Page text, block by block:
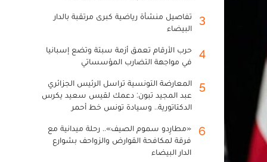
3
تفاصيل منشأة رياضية كبرى مرتقبة بالدار
البيضاء
4
حرب الأرقام تعمق أزمة سبتة وتضع إسبانيا
في مواجهة التضارب المؤسساتي
5
المعارضة التونسية تراسل الرئيس الجزائري
عبد المجيد تبون: دعمك لقيس سعيد يكرس
الدكتاتورية.. وسيادة تونس خط أحمر
6
«مطارِدو سموم الصيف».. رحلة ميدانية مع
فرقة لمكافحة القوارض والزواحف بشوارع
الدار البيضاء